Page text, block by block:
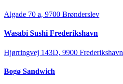
Algade 70 a, 9700 Brønderslev
Wasabi Sushi Frederikshavn
Hjørringvej 143D, 9900 Frederikshavn
Bogø Sandwich